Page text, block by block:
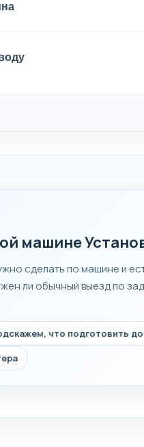
машине
сделать по машине и
ли обычный выезд по
что подготовить до